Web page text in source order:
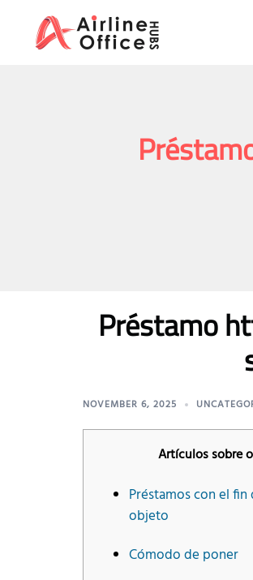
content
Préstamo
NOVEMBER 6, 2025
Artículos sobre
Préstamos con el
objeto
Cómodo de poner